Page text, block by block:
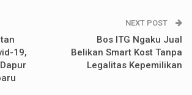
19,
NEXT POST
Bos ITG Ngaku Jual
Belikan Smart Kost Tanpa
Legalitas Kepemilikan